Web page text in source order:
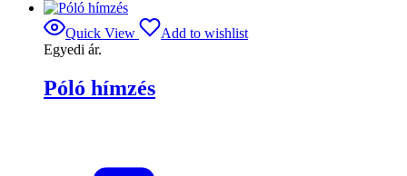
Quick View
Add to wishlist
Egyedi ár.
Póló hímzés